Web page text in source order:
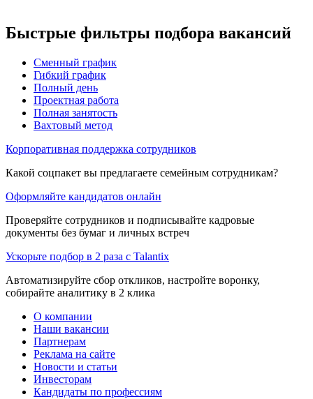
Быстрые фильтры подбора вакансий
Сменный график
Гибкий график
Полный день
Проектная работа
Полная занятость
Вахтовый метод
Корпоративная поддержка сотрудников
Какой соцпакет вы предлагаете семейным сотрудникам?
Оформляйте кандидатов онлайн
Проверяйте сотрудников и подписывайте кадровые
документы без бумаг и личных встреч
Ускорьте подбор в 2 раза с Talantix
Автоматизируйте сбор откликов, настройте воронку,
собирайте аналитику в 2 клика
О компании
Наши вакансии
Партнерам
Реклама на сайте
Новости и статьи
Инвесторам
Кандидаты по профессиям